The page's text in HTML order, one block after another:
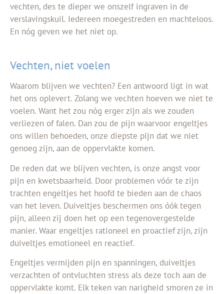
vechten, des te dieper we onszelf ingraven in de
verslavingskuil. Iedereen moegestreden en machteloos.
En nóg geven we het niet op.
Vechten, niet voelen
Waarom blijven we vechten? Een antwoord ligt in wat
het ons oplevert. Zolang we vechten hoeven we niet te
voelen. Want het zou nóg erger zijn als we zouden
verliezen of falen. Dan zou de pijn waarvoor engeltjes
ons willen behoeden, onze diepste pijn dat we niet
genoeg zijn, aan de oppervlakte komen.
De reden dat we blijven vechten, is onze angst voor
pijn en kwetsbaarheid. Door problemen vóór te zijn
trachten engeltjes het hoofd te bieden aan de chaos
van het leven. Duiveltjes beschermen ons óók tegen
pijn, alleen zij doen het op een tegenovergestelde
manier. Waar engeltjes rationeel en proactief zijn, zijn
duiveltjes emotioneel en reactief.
Engeltjes vermijden pijn en spanningen, duiveltjes
verzachten of ontvluchten stress als deze toch aan de
oppervlakte komt. Elk teken van narigheid smoren ze in